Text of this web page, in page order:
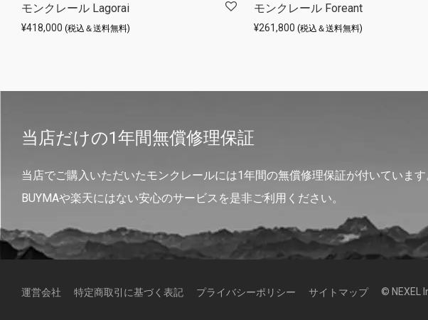
モンクレール Lagorai
¥418,000 (税込＆送料無料)
モンクレール Foreant
¥261,800 (税込＆送料無料)
当店だけの1年間無償修理保証
当店でご購入いただいたモンクレールには1年間の無償修理保証が付いています
BUYMAや楽天にはない安心のサービスを是非ご利用ください。
運営会社 特定商取引に基づく表記 プライバシーポリシー サイトマップ © NEXEL